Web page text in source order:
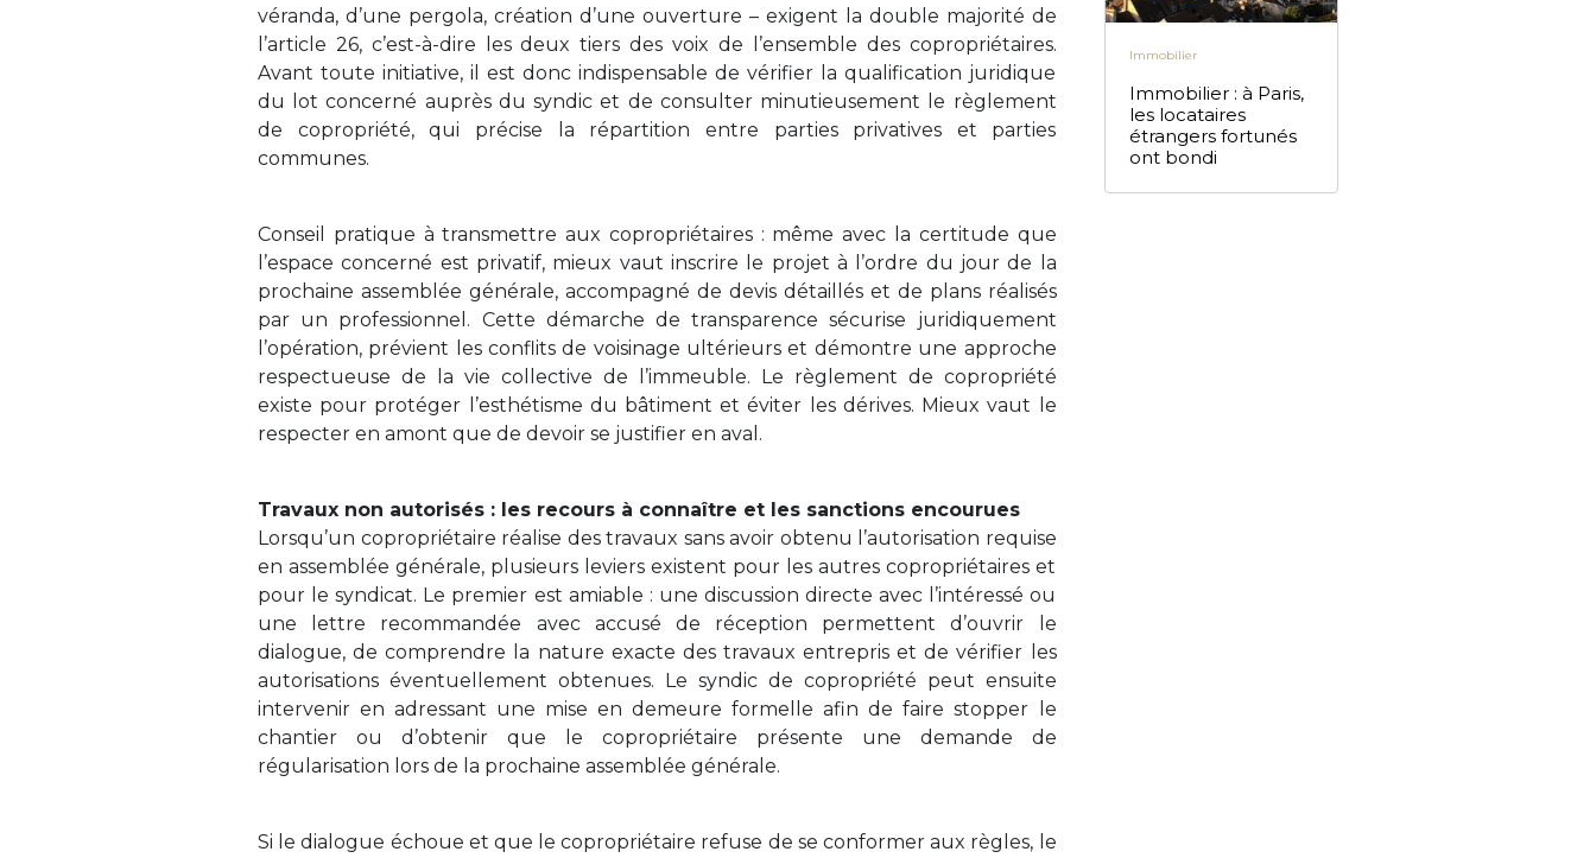
véranda, d’une pergola, création d’une ouverture – exigent la double majorité de
l’article 26, c’est-à-dire les deux tiers des voix de l’ensemble des copropriétaires.
Avant toute initiative, il est donc indispensable de vérifier la qualification juridique
du lot concerné auprès du syndic et de consulter minutieusement le règlement
de copropriété, qui précise la répartition entre parties privatives et parties
communes.
Conseil pratique à transmettre aux copropriétaires : même avec la certitude que
l’espace concerné est privatif, mieux vaut inscrire le projet à l’ordre du jour de la
prochaine assemblée générale, accompagné de devis détaillés et de plans réalisés
par un professionnel. Cette démarche de transparence sécurise juridiquement
l’opération, prévient les conflits de voisinage ultérieurs et démontre une approche
respectueuse de la vie collective de l’immeuble. Le règlement de copropriété
existe pour protéger l’esthétisme du bâtiment et éviter les dérives. Mieux vaut le
respecter en amont que de devoir se justifier en aval.
Travaux non autorisés : les recours à connaître et les sanctions encourues
Lorsqu’un copropriétaire réalise des travaux sans avoir obtenu l’autorisation requise
en assemblée générale, plusieurs leviers existent pour les autres copropriétaires et
pour le syndicat. Le premier est amiable : une discussion directe avec l’intéressé ou
une lettre recommandée avec accusé de réception permettent d’ouvrir le
dialogue, de comprendre la nature exacte des travaux entrepris et de vérifier les
autorisations éventuellement obtenues. Le syndic de copropriété peut ensuite
intervenir en adressant une mise en demeure formelle afin de faire stopper le
chantier ou d’obtenir que le copropriétaire présente une demande de
régularisation lors de la prochaine assemblée générale.
Si le dialogue échoue et que le copropriétaire refuse de se conformer aux règles, le
Immobilier
Immobilier : à Paris,
les locataires
étrangers fortunés
ont bondi